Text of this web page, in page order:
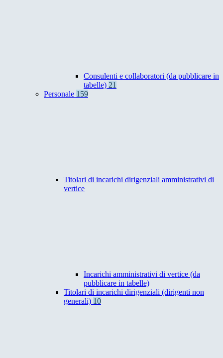
Consulenti e collaboratori (da pubblicare in
tabelle) 21
Personale 159
Titolari di incarichi dirigenziali amministrativi di
vertice
Incarichi amministrativi di vertice (da
pubblicare in tabelle)
Titolari di incarichi dirigenziali (dirigenti non
generali) 10